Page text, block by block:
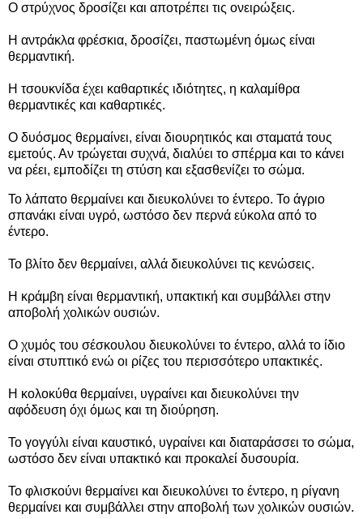
Ο στρύχνος δροσίζει και αποτρέπει τις ονειρώξεις.
Η αντράκλα φρέσκια, δροσίζει, παστωμένη όμως είναι
θερμαντική.
Η τσουκνίδα έχει καθαρτικές ιδιότητες, η καλαμίθρα
θερμαντικές και καθαρτικές.
Ο δυόσμος θερμαίνει, είναι διουρητικός και σταματά τους
εμετούς. Αν τρώγεται συχνά, διαλύει το σπέρμα και το κάνει
να ρέει, εμποδίζει τη στύση και εξασθενίζει το σώμα.
Το λάπατο θερμαίνει και διευκολύνει το έντερο. Το άγριο
σπανάκι είναι υγρό, ωστόσο δεν περνά εύκολα από το
έντερο.
Το βλίτο δεν θερμαίνει, αλλά διευκολύνει τις κενώσεις.
Η κράμβη είναι θερμαντική, υπακτική και συμβάλλει στην
αποβολή χολικών ουσιών.
Ο χυμός του σέσκουλου διευκολύνει το έντερο, αλλά το ίδιο
είναι στυπτικό ενώ οι ρίζες του περισσότερο υπακτικές.
Η κολοκύθα θερμαίνει, υγραίνει και διευκολύνει την
αφόδευση όχι όμως και τη διούρηση.
Το γογγύλι είναι καυστικό, υγραίνει και διαταράσσει το σώμα,
ωστόσο δεν είναι υπακτικό και προκαλεί δυσουρία.
Το φλισκούνι θερμαίνει και διευκολύνει το έντερο, η ρίγανη
θερμαίνει και συμβάλλει στην αποβολή των χολικών ουσιών.